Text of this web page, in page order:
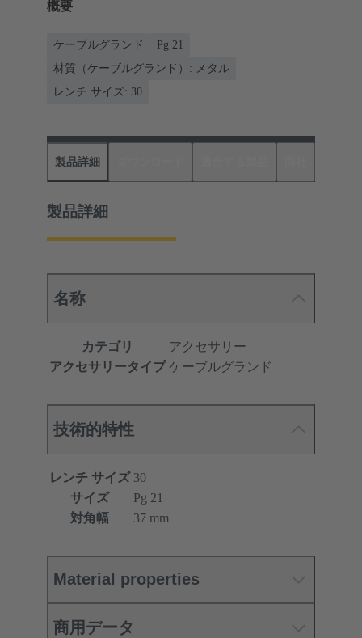
概要
ケーブルグランド
Pg 21
材質（ケーブルグランド）: メタル
レンチ サイズ: 30
製品詳細
製品詳細
名称
カテゴリ
アクセサリー
アクセサリータイプ ケーブルグランド
技術的特性
レンチ サイズ 30
サイズ
Pg 21
対角幅
37 mm
Material properties
商用データ